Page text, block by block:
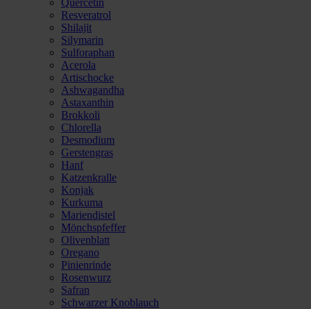
Quercetin
Resveratrol
Shilajit
Silymarin
Sulforaphan
Acerola
Artischocke
Ashwagandha
Astaxanthin
Brokkoli
Chlorella
Desmodium
Gerstengras
Hanf
Katzenkralle
Konjak
Kurkuma
Mariendistel
Mönchspfeffer
Olivenblatt
Oregano
Pinienrinde
Rosenwurz
Safran
Schwarzer Knoblauch